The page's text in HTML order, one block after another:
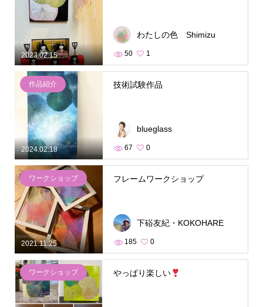
2023.02.15
わたしの色 Shimizu
50 1
作品紹介
2024.02.18
技術試験作品
blueglass
67 0
ワークショップ
2021.11.25
フレームワークショップ
下硲友紀・KOKOHARE
185 0
ワークショップ やっぱり楽しい